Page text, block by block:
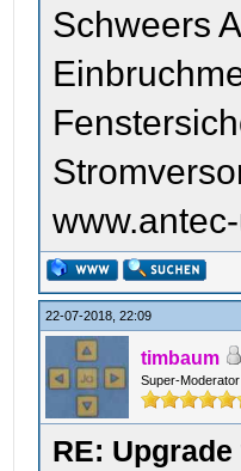
Schweers
22-07-2018, 22:09
timbaum
Super-Moderator
RE: